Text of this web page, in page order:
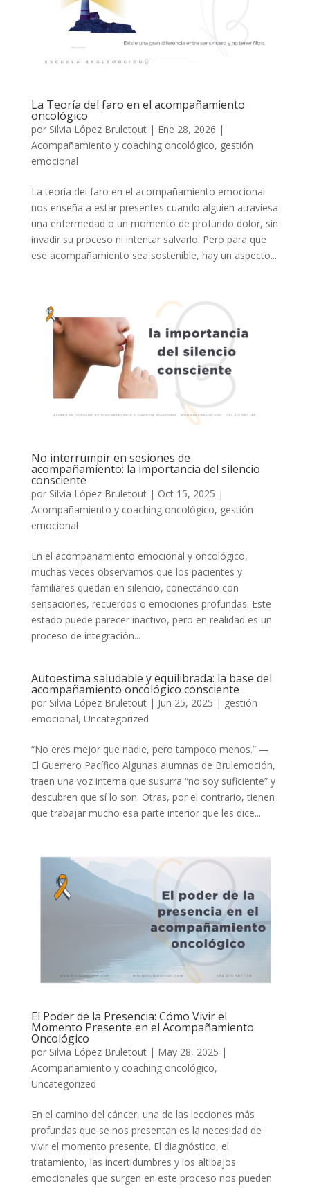
La Teoría del faro en el acompañamiento
oncológico
por Silvia López Bruletout| Ene 28, 2026 |
Acompañamiento y coaching oncológico, gestión
emocional
La teoría del faro en el acompañamiento emocional
nos enseña a estar presentes cuando alguien atraviesa
una enfermedad o un momento de profundo dolor, sin
invadir su proceso ni intentar salvarlo. Pero para que
ese acompañamiento sea sostenible, hay un aspecto...
No interrumpir en sesiones de
acompañamiento: la importancia del silencio
consciente
por Silvia López Bruletout| Oct 15, 2025 |
Acompañamiento y coaching oncológico, gestión
emocional
En el acompañamiento emocional y oncológico,
muchas veces observamos que los pacientes y
familiares quedan en silencio, conectando con
sensaciones, recuerdos o emociones profundas. Este
estado puede parecer inactivo, pero en realidad es un
proceso de integración...
Autoestima saludable y equilibrada: la base del
acompañamiento oncológico consciente
por Silvia López Bruletout| Jun 25, 2025 | gestión
emocional, Uncategorized
“No eres mejor que nadie, pero tampoco menos.” —
El Guerrero Pacífico Algunas alumnas de Brulemoción,
traen una voz interna que susurra “no soy suficiente” y
descubren que sí lo son. Otras, por el contrario, tienen
que trabajar mucho esa parte interior que les dice...
El Poder de la Presencia: Cómo Vivir el
Momento Presente en el Acompañamiento
Oncológico
por Silvia López Bruletout| May 28, 2025 |
Acompañamiento y coaching oncológico,
Uncategorized
En el camino del cáncer, una de las lecciones más
profundas que se nos presentan es la necesidad de
vivir el momento presente. El diagnóstico, el
tratamiento, las incertidumbres y los altibajos
emocionales que surgen en este proceso nos pueden